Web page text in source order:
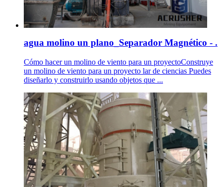
agua molino un plano_Separador Magnético - .
Cómo hacer un molino de viento para un proyectoConstruye
un molino de viento para un proyecto lar de ciencias Puedes
diseñarlo y construirlo usando objetos que ...